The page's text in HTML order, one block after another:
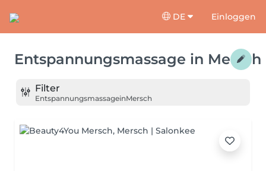
DE Einloggen
Entspannungsmassage in Mersch
Filter
EntspannungsmassageinMersch